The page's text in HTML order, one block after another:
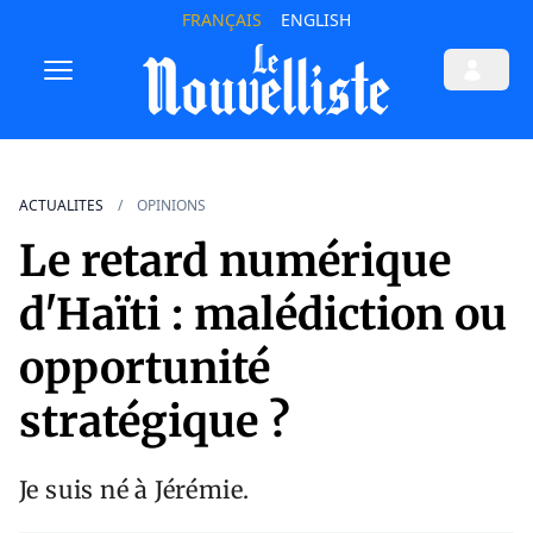
FRANÇAIS ENGLISH
ACTUALITES OPINIONS
Le retard numérique
d'Haïti : malédiction ou
opportunité
stratégique ?
Je suis né à Jérémie.